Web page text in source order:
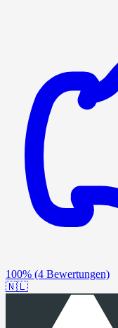
100% (4 Bewertungen)
🇳🇱